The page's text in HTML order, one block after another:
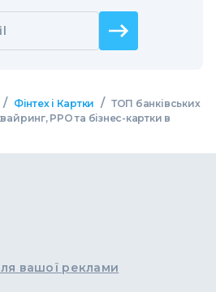
/ Фінтех і Картки / ТОП банківських
РРО та бізнес-картки в
вашої реклами